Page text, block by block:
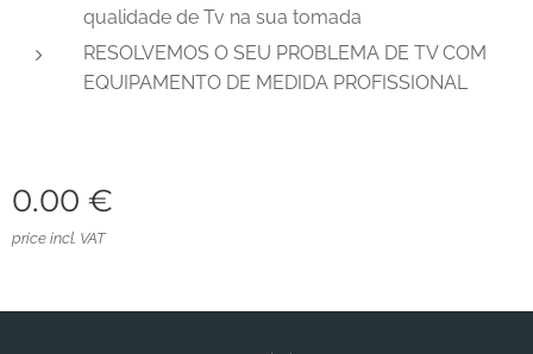
qualidade de Tv na sua tomada
RESOLVEMOS O SEU PROBLEMA DE TV COM
EQUIPAMENTO DE MEDIDA PROFISSIONAL
0.00 €
price incl. VAT